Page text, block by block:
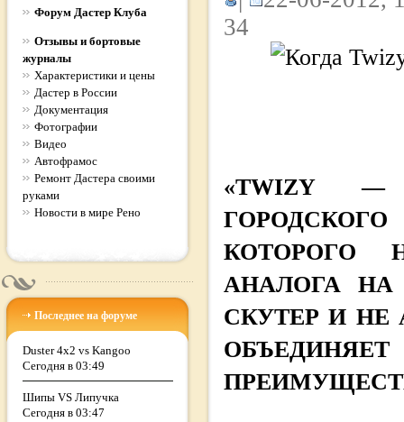
Форум Дастер Клуба
Отзывы и бортовые
журналы
Характеристики и цены
Дастер в России
Документация
Фотографии
Видео
Автофрамос
Ремонт Дастера своими
руками
Новости в мире Рено
Последнее на форуме
Duster 4x2 vs Kangoo
Сегодня в 03:49
Шипы VS Липучка
Сегодня в 03:47
34
«TWIZY
КОТОРОГО
АНАЛОГА
СКУТЕР И НЕ